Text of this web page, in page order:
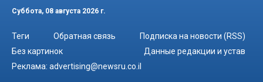
Суббота, 08 августа 2026 г.
Теги Обратная связь
Подписка на новости (RSS)
Без картинок
Данные редакции и устав
Реклама: advertising@newsru.co.il